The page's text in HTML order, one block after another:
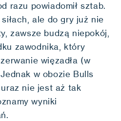
razu powiadomił sztab.
ale do gry już nie
zawsze budzą niepokój,
zawodnika, który
więzadła (w
w obozie Bulls
nie jest aż tak
wyniki